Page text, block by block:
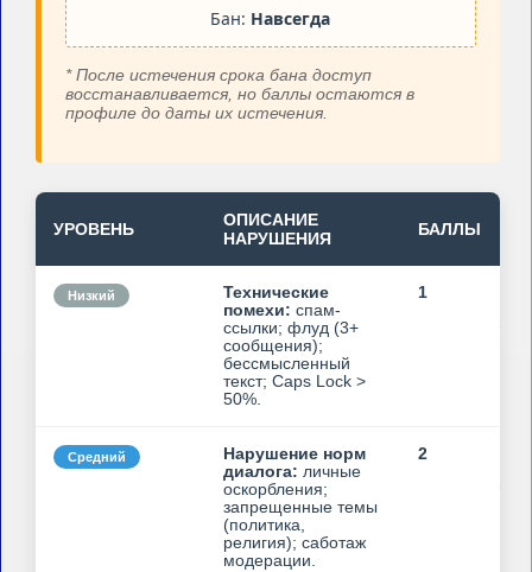
Бан: Навсегда
* После истечения срока бана доступ
восстанавливается, но баллы остаются в
профиле до даты их истечения.
УРОВЕНЬ
ОПИСАНИЕ
НАРУШЕНИЯ
БАЛЛЫ
Низкий
Технические
помехи: спам-
ссылки; флуд (3+
сообщения);
бессмысленный
текст; Caps Lock >
50%.
1
Средний
Нарушение норм
диалога: личные
оскорбления;
запрещенные темы
(политика,
религия); саботаж
модерации.
2